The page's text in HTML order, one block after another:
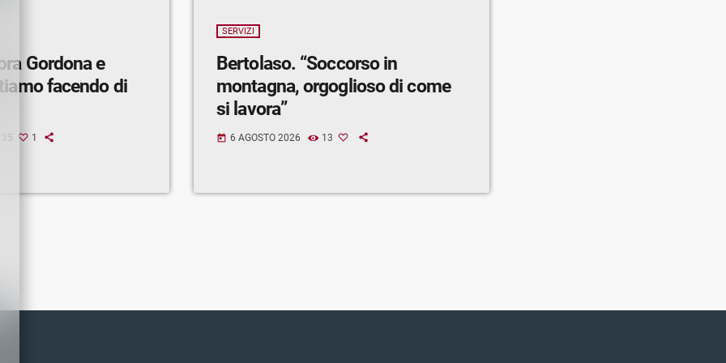
Gordona e
facendo di
35 1
SERVIZI
Bertolaso. “Soccorso in
montagna, orgoglioso di come
si lavora”
today 6 AGOSTO 2026 13